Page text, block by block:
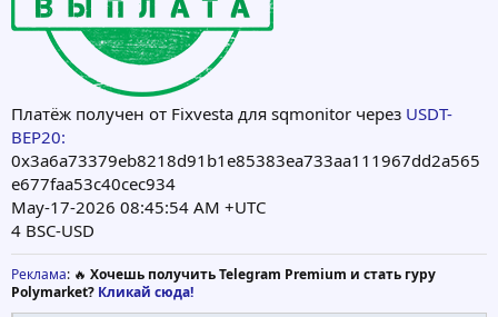
Платёж получен от Fixvesta для sqmonitor через USDT-
BEP20:
0x3a6a73379eb8218d91b1e85383ea733aa111967dd2a565
e677faa53c40cec934
May-17-2026 08:45:54 AM +UTC
4 BSC-USD
Реклама: 🔥 Хочешь получить Telegram Premium и стать гуру
Polymarket? Кликай сюда!